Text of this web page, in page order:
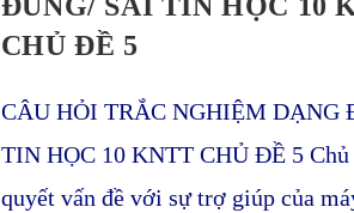
CHỦ ĐỀ 5
CÂU HỎI TRẮC NGHIỆM DẠNG
TIN HỌC 10 KNTT CHỦ ĐỀ 5 Chủ
quyết vấn đề với sự trợ giúp của